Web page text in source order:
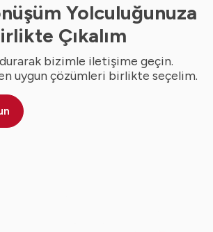
Yolculuğunuza
Çıkalım
bizimle iletişime geçin.
uygun çözümleri birlikte seçelim.